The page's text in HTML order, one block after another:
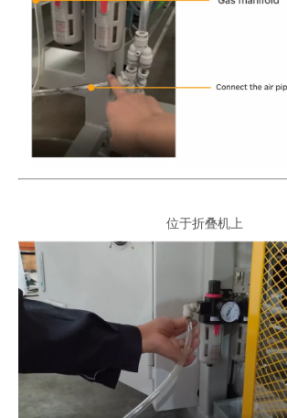
位于折叠机上